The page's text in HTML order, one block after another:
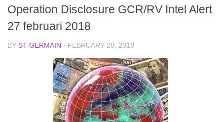
Operation Disclosure GCR/RV Intel Alert
27 februari 2018
BY ST-GERMAIN · FEBRUARY 28, 2018